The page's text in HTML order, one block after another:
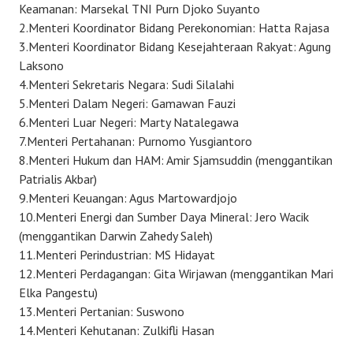
Keamanan: Marsekal TNI Purn Djoko Suyanto
2.Menteri Koordinator Bidang Perekonomian: Hatta Rajasa
3.Menteri Koordinator Bidang Kesejahteraan Rakyat: Agung
Laksono
4.Menteri Sekretaris Negara: Sudi Silalahi
5.Menteri Dalam Negeri: Gamawan Fauzi
6.Menteri Luar Negeri: Marty Natalegawa
7.Menteri Pertahanan: Purnomo Yusgiantoro
8.Menteri Hukum dan HAM: Amir Sjamsuddin (menggantikan
Patrialis Akbar)
9.Menteri Keuangan: Agus Martowardjojo
10.Menteri Energi dan Sumber Daya Mineral: Jero Wacik
(menggantikan Darwin Zahedy Saleh)
11.Menteri Perindustrian: MS Hidayat
12.Menteri Perdagangan: Gita Wirjawan (menggantikan Mari
Elka Pangestu)
13.Menteri Pertanian: Suswono
14.Menteri Kehutanan: Zulkifli Hasan